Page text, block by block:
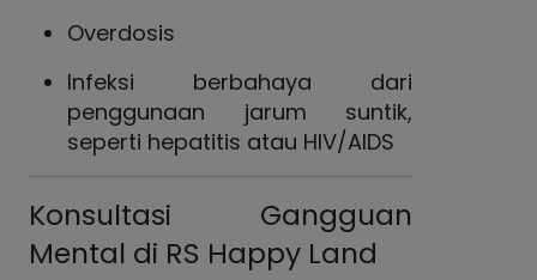
Overdosis
Infeksi berbahaya dari
penggunaan jarum suntik,
seperti hepatitis atau HIV/AIDS
Konsultasi Gangguan
Mental di RS Happy Land